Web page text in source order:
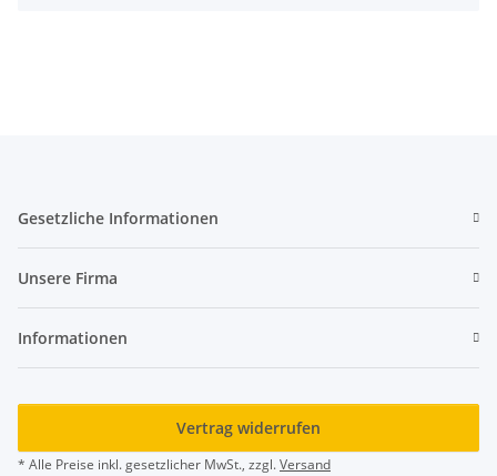
Gesetzliche Informationen
Unsere Firma
Informationen
Vertrag widerrufen
* Alle Preise inkl. gesetzlicher MwSt., zzgl.Versand